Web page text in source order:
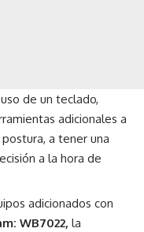
de un teclado,
adicionales a
a tener una
a la hora de
adicionados con
WB7022, la